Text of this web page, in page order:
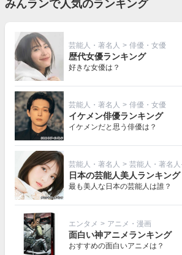
みんランで人気のランキング
芸能人・著名人 > 俳優・女優
歴代女優ランキング
好きな女優は？
芸能人・著名人 > 俳優・女優
イケメン俳優ランキング
イケメンだと思う俳優は？
芸能人・著名人 > 芸能人・著名
日本の芸能人美人ランキング
最も美人な日本の芸能人は誰？
エンタメ > アニメ・漫画
面白い神アニメランキング
おすすめの面白いアニメは？